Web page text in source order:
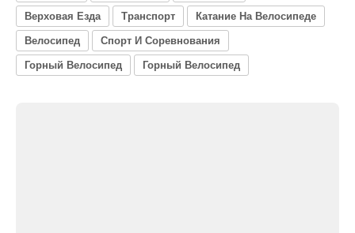
Верховая Езда
Транспорт
Катание На Велосипеде
Велосипед
Спорт И Соревнования
Горный Велосипед
Горный Велосипед